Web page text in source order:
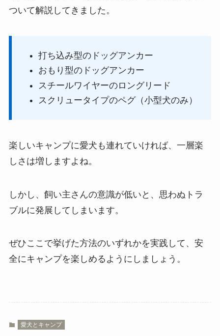
ついて解説してきました。
打ち込み型のドッグアンカー
おもり型のドッグアンカー
スチールワイヤーのロングリード
スクリュータイプのペグ（小型犬のみ）
楽しいキャンプに愛犬も連れていければ、一層楽
しさは増しますよね。
しかし、飼い主さんの意識が低いと、思わぬトラ
ブルに発展してしまいます。
ぜひここで挙げた方法のいずれかを実践して、安
全にキャンプを楽しめるようにしましょう。
愛犬とキャンプ